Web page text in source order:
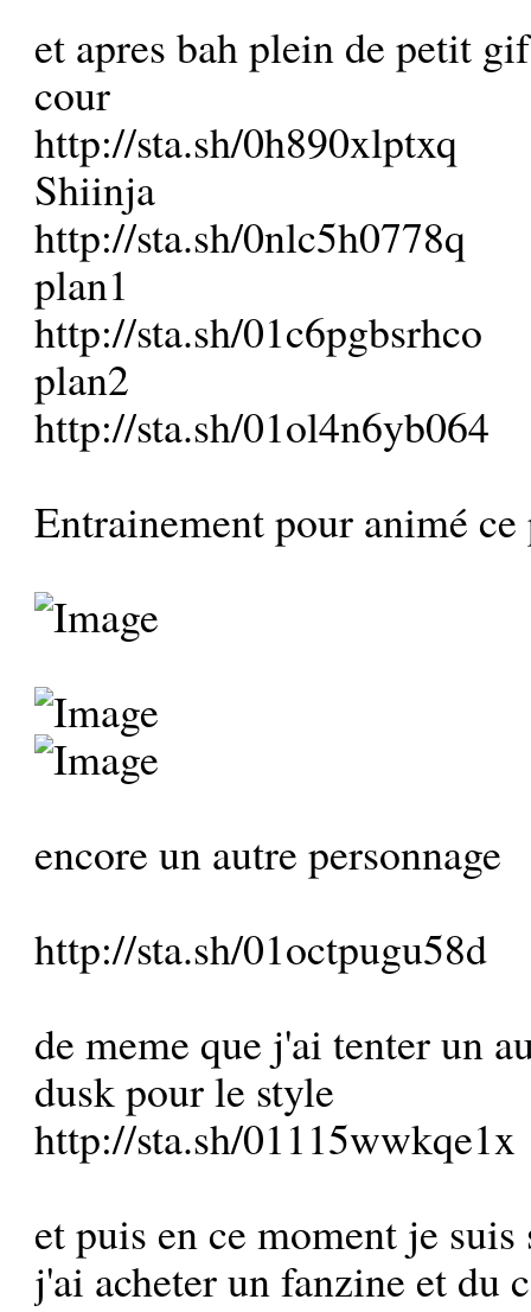
et apres bah plein de petit gif
cour
http://sta.sh/0h890xlptxq
Shiinja
http://sta.sh/0nlc5h0778q
plan1
http://sta.sh/01c6pgbsrhco
plan2
http://sta.sh/01ol4n6yb064
Entrainement pour animé ce
encore un autre personnage
http://sta.sh/01octpugu58d
de meme que j'ai tenter un
dusk pour le style
http://sta.sh/01115wwkqe1x
et puis en ce moment je
j'ai acheter un fanzine et du